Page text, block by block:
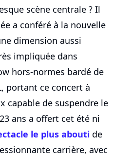
scène centrale ? Il
a conféré à la nouvelle
dimension aussi
impliquée dans
hors-normes bardé de
portant ce concert à
capable de suspendre le
ans a offert cet été ni
le plus abouti de
carrière, avec